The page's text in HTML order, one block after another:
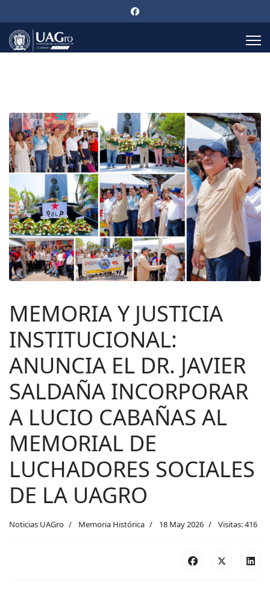
MEMORIA Y JUSTICIA
INSTITUCIONAL:
ANUNCIA EL DR. JAVIER
SALDAÑA INCORPORAR
A LUCIO CABAÑAS AL
MEMORIAL DE
LUCHADORES SOCIALES
DE LA UAGRO
Noticias UAGro Memoria Histórica 18 May 2026 Visitas: 416